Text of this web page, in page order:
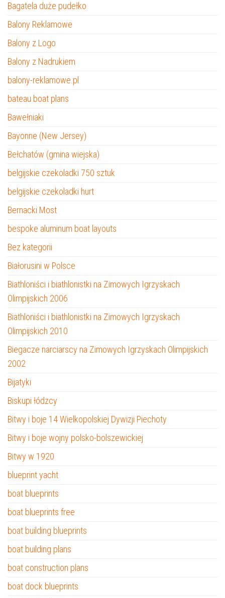
Bagatela duże pudełko
Balony Reklamowe
Balony z Logo
Balony z Nadrukiem
balony-reklamowe.pl
bateau boat plans
Bawełniaki
Bayonne (New Jersey)
Bełchatów (gmina wiejska)
belgijskie czekoladki 750 sztuk
belgijskie czekoladki hurt
Bernacki Most
bespoke aluminum boat layouts
Bez kategorii
Białorusini w Polsce
Biathloniści i biathlonistki na Zimowych Igrzyskach
Olimpijskich 2006
Biathloniści i biathlonistki na Zimowych Igrzyskach
Olimpijskich 2010
Biegacze narciarscy na Zimowych Igrzyskach Olimpijskich
2002
Bijatyki
Biskupi łódzcy
Bitwy i boje 14 Wielkopolskiej Dywizji Piechoty
Bitwy i boje wojny polsko-bolszewickiej
Bitwy w 1920
blueprint yacht
boat blueprints
boat blueprints free
boat building blueprints
boat building plans
boat construction plans
boat dock blueprints